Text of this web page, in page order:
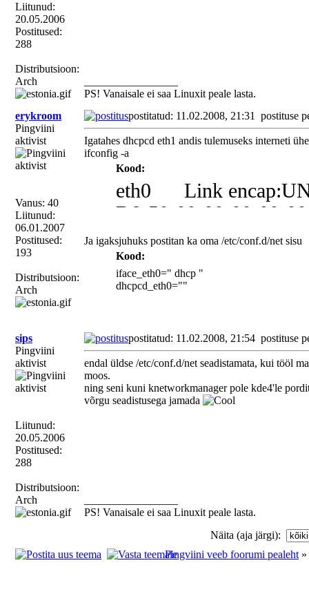
Liitunud:
20.05.2006
Postitused:
288
Distributsioon:
Arch
PS! Vanaisale ei saa Linuxit peale lasta.
erykroom
Pingviini
aktivist
Vanus: 40
Liitunud:
06.01.2007
Postitused:
193
Distributsioon:
Arch
postitatud: 11.02.2008, 21:31 postituse
Igatahes dhcpcd eth1 andis tulemuseks interneti
ifconfig -a
Kood:
eth0 Link
D8-50-00-00-00-00-
BROADCAST
RX packets:0
TX packets:0
eth1 Link
inet
TX packets:597
collisions:0
RX bytes:703565
Ja igaksjuhuks postitan ka oma /etc/conf.d/net sisu
Kood:
iface_eth0=" dhcp "
dhcpcd_eth0=""
sips
Pingviini
aktivist
Liitunud:
20.05.2006
Postitused:
288
Distributsioon:
Arch
postitatud: 11.02.2008, 21:54 postituse
endal üldse /etc/conf.d/net seadistamata, kui tööl
moos.
ning seni kuni knetworkmanager pole kde4'le
võrgu seadistusega jamada
PS! Vanaisale ei saa Linuxit peale lasta.
Näita (aja järgi):
Pingviini veeb foorumi pealeht »